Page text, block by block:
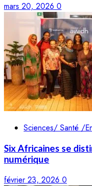
mars 20, 2026 0
Sciences/ Santé /
Six Africaines se
numérique
février 23, 2026 0